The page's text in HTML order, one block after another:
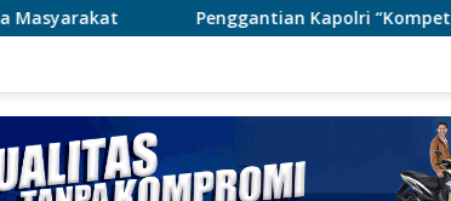
Penggantian Kapolri “Kompetensi Absolut Presiden”